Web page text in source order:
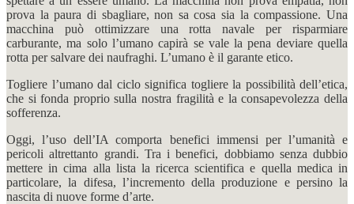
prova la paura di sbagliare, non sa cosa sia la compassione. Una
macchina può ottimizzare una rotta navale per risparmiare
carburante, ma solo l’umano capirà se vale la pena deviare quella
rotta per salvare dei naufraghi. L’umano è il garante etico.
Togliere l’umano dal ciclo significa togliere la possibilità dell’etica,
che si fonda proprio sulla nostra fragilità e la consapevolezza della
sofferenza.
Oggi, l’uso dell’IA comporta benefici immensi per l’umanità e
pericoli altrettanto grandi. Tra i benefici, dobbiamo senza dubbio
mettere in cima alla lista la ricerca scientifica e quella medica in
particolare, la difesa, l’incremento della produzione e persino la
nascita di nuove forme d’arte.